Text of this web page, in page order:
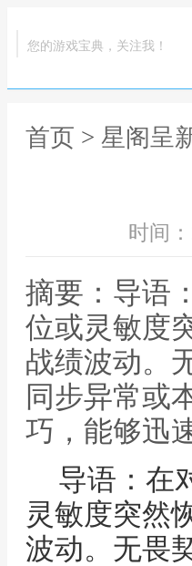
您的游戏宝典，关注我！
首页 > 星阁呈
时间
摘要：导语
位或灵敏度
战绩波动。
同步异常或
巧，能够迅
导语：在
灵敏度突然
波动。无畏